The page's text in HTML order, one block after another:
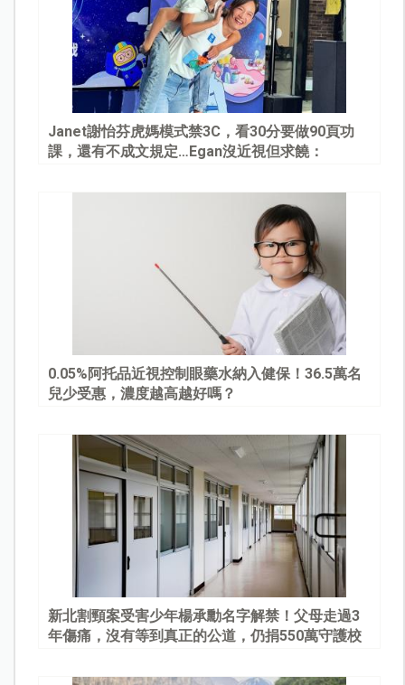
Janet謝怡芬虎媽模式禁3C，看30分要做90頁功
課，還有不成文規定…Egan沒近視但求饒：
0.05%阿托品近視控制眼藥水納入健保！36.5萬名
兒少受惠，濃度越高越好嗎？
新北割頸案受害少年楊承勳名字解禁！父母走過3
年傷痛，沒有等到真正的公道，仍捐550萬守護校